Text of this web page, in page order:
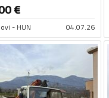
€
- HUN 04.07.26